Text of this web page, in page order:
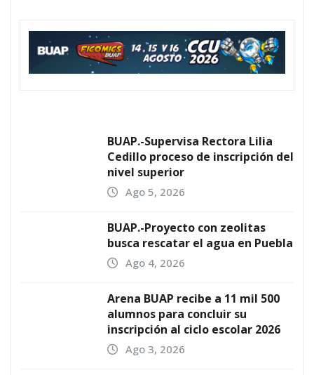
BUAP.-Supervisa Rectora Lilia
Cedillo proceso de inscripción del
nivel superior
Ago 5, 2026
BUAP.-Proyecto con zeolitas
busca rescatar el agua en Puebla
Ago 4, 2026
Arena BUAP recibe a 11 mil 500
alumnos para concluir su
inscripción al ciclo escolar 2026
Ago 3, 2026